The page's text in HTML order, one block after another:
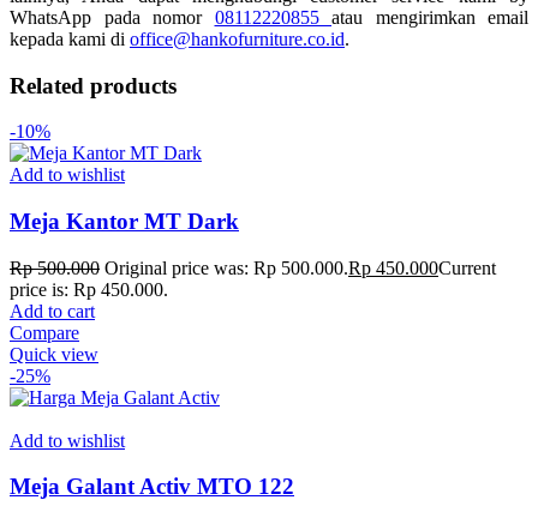
WhatsApp pada nomor 08112220855 atau mengirimkan email
kepada kami di office@hankofurniture.co.id.
Related products
-10%
Add to wishlist
Meja Kantor MT Dark
Rp500.000 Original price was: Rp 500.000.Rp 450.000Current
price is: Rp 450.000.
Add to cart
Compare
Quick view
-25%
Add to wishlist
Meja Galant Activ MTO 122